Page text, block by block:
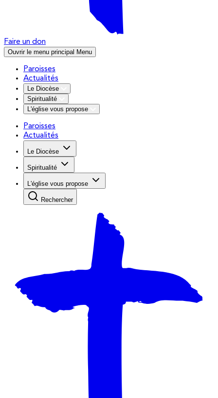
Faire un don
Ouvrir le menu principal Menu
Paroisses
Actualités
Le Diocèse
Spiritualité
L'église vous propose
Paroisses
Actualités
Le Diocèse
Spiritualité
L'église vous propose
Rechercher